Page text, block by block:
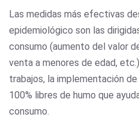
Las medidas más efectivas
epidemiológico son las
consumo (aumento del valor
venta a menores de edad,
trabajos, la implementación
100% libres de humo que
consumo.